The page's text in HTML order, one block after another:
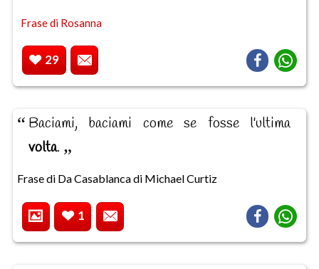
Frase di Rosanna
29
Baciami, baciami come se fosse l'ultima
volta.
Frase di Da Casablanca di Michael Curtiz
1